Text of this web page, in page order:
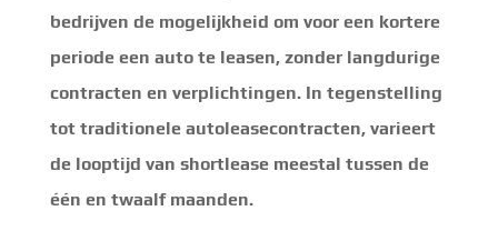
bedrijven de mogelijkheid om voor een kortere
periode een auto te leasen, zonder langdurige
contracten en verplichtingen. In tegenstelling
tot traditionele autoleasecontracten, varieert
de looptijd van shortlease meestal tussen de
één en twaalf maanden.